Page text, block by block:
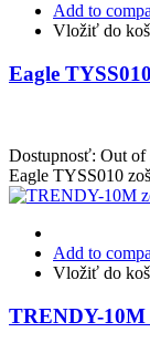
Add to
Vložiť do
Eagle
Dostupnosť: Out of
Eagle TYSS010
Add to
Vložiť do
TRENDY-10M